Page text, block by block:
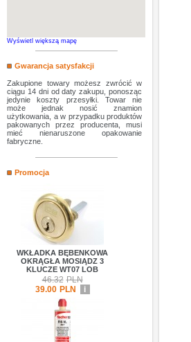
Wyświetl większą mapę
Gwarancja satysfakcji
Zakupione towary możesz zwrócić w
ciągu 14 dni od daty zakupu, ponosząc
jedynie koszty przesyłki. Towar nie
może jednak nosić znamion
użytkowania, a w przypadku produktów
pakowanych przez producenta, musi
mieć nienaruszone opakowanie
fabryczne.
Promocja
WKŁADKA BĘBENKOWA
OKRĄGŁA MOSIĄDZ 3
KLUCZE WT07 LOB
46.32 PLN
39.00 PLN i